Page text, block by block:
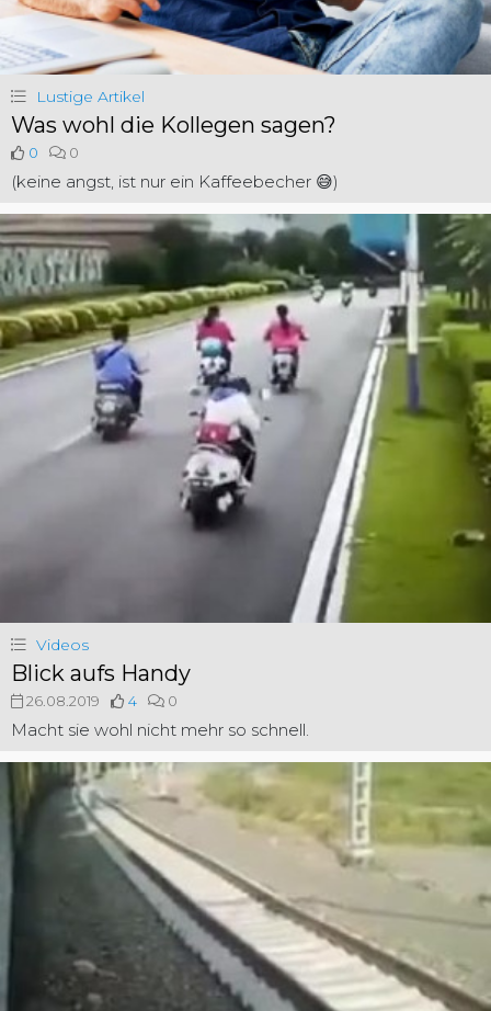
Lustige Artikel
Was wohl die Kollegen sagen?
0 0
(keine angst, ist nur ein Kaffeebecher 😅)
Videos
Blick aufs Handy
26.08.2019 4 0
Macht sie wohl nicht mehr so schnell.